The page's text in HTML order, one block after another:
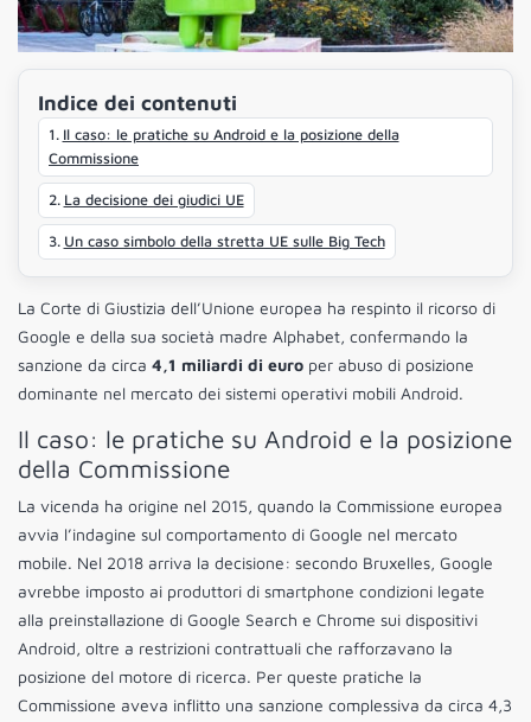
Indice dei contenuti
Il caso: le pratiche su Android e la posizione della
Commissione
La decisione dei giudici UE
Un caso simbolo della stretta UE sulle Big Tech
La Corte di Giustizia dell’Unione europea ha respinto il ricorso di
Google e della sua società madre Alphabet, confermando la
sanzione da circa 4,1 miliardi di euro per abuso di posizione
dominante nel mercato dei sistemi operativi mobili Android.
Il caso: le pratiche su Android e la posizione
della Commissione
La vicenda ha origine nel 2015, quando la Commissione europea
avvia l’indagine sul comportamento di Google nel mercato
mobile. Nel 2018 arriva la decisione: secondo Bruxelles, Google
avrebbe imposto ai produttori di smartphone condizioni legate
alla preinstallazione di Google Search e Chrome sui dispositivi
Android, oltre a restrizioni contrattuali che rafforzavano la
posizione del motore di ricerca. Per queste pratiche la
Commissione aveva inflitto una sanzione complessiva da circa 4,3